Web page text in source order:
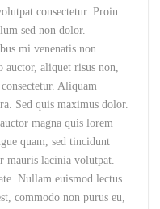
consectetur. Proin
sed non dolor.
mi venenatis non.
auctor, aliquet risus non,
Aliquam
Sed quis maximus dolor.
magna quis lorem
quam, sed tincidunt
mauris lacinia volutpat.
Nullam euismod lectus
commodo non purus eu,